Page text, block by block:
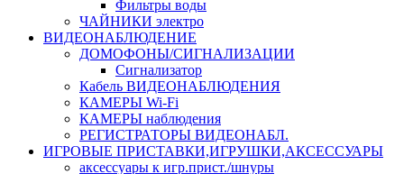
Фильтры воды
ЧАЙНИКИ электро
ВИДЕОНАБЛЮДЕНИЕ
ДОМОФОНЫ/СИГНАЛИЗАЦИИ
Сигнализатор
Кабель ВИДЕОНАБЛЮДЕНИЯ
КАМЕРЫ Wi-Fi
КАМЕРЫ наблюдения
РЕГИСТРАТОРЫ ВИДЕОНАБЛ.
ИГРОВЫЕ ПРИСТАВКИ,ИГРУШКИ,АКСЕССУАРЫ
аксесcуары к игр.прист./шнуры